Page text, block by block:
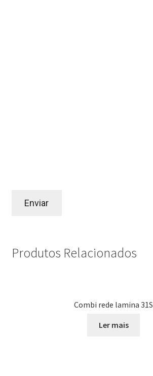
Produtos Relacionados
Combi rede lamina 31S
Ler mais